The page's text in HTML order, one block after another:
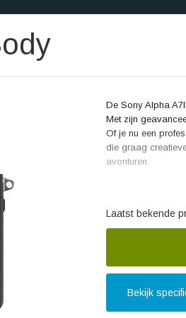
De Sony Alpha
Met zijn
Of je nu een
die graag
avonturen.
je moeiteloos
beeldkwaliteit.
prestaties,
Een van de
Laatst bekende
Bekijk